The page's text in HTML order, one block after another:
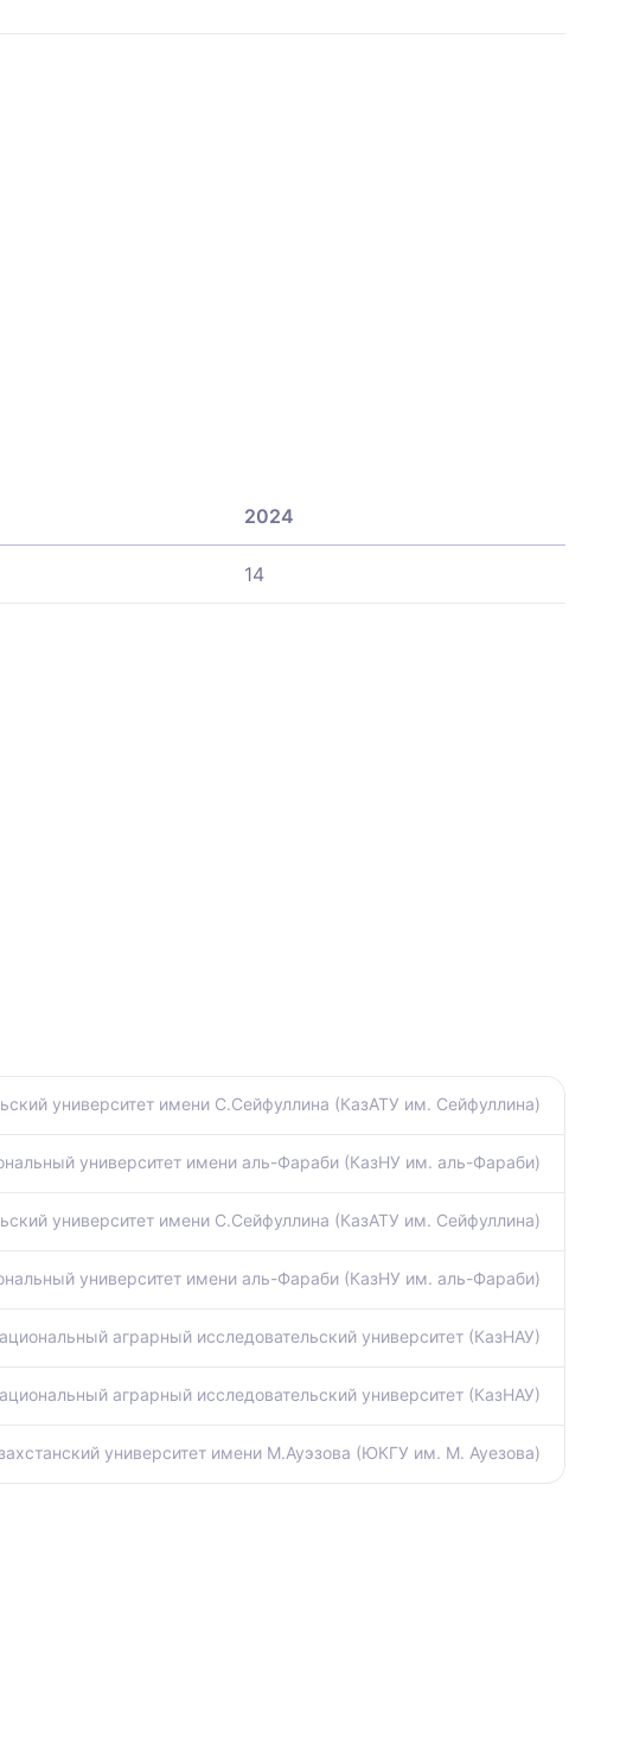
2024
14
университет имени С.Сейфуллина (КазАТУ им. Сейфуллина)
университет имени аль-Фараби (КазНУ им. аль-Фараби)
университет имени С.Сейфуллина (КазАТУ им. Сейфуллина)
университет имени аль-Фараби (КазНУ им. аль-Фараби)
аграрный исследовательский университет (КазНАУ)
аграрный исследовательский университет (КазНАУ)
университет имени М.Ауэзова (ЮКГУ им. М. Ауезова)